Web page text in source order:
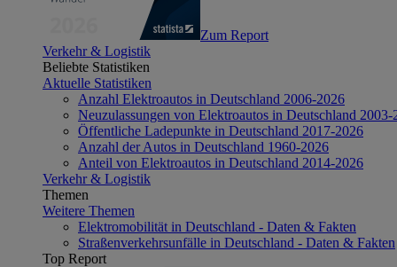
Zum Report
Verkehr & Logistik
Beliebte Statistiken
Aktuelle Statistiken
Anzahl Elektroautos in Deutschland 2006-2026
Neuzulassungen von Elektroautos in Deutschland 2003-
Öffentliche Ladepunkte in Deutschland 2017-2026
Anzahl der Autos in Deutschland 1960-2026
Anteil von Elektroautos in Deutschland 2014-2026
Verkehr & Logistik
Themen
Weitere Themen
Elektromobilität in Deutschland - Daten & Fakten
Straßenverkehrsunfälle in Deutschland - Daten & Fakten
Top Report